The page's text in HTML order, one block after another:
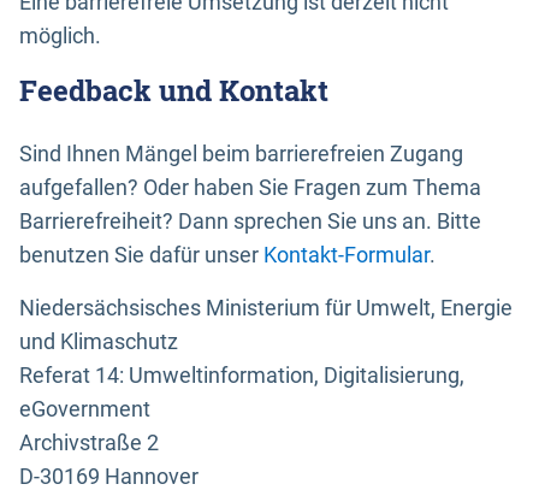
möglich.
Feedback und Kontakt
Sind Ihnen Mängel beim barrierefreien Zugang
aufgefallen? Oder haben Sie Fragen zum Thema
Barrierefreiheit? Dann sprechen Sie uns an. Bitte
benutzen Sie dafür unser Kontakt-Formular.
Niedersächsisches Ministerium für Umwelt, Energie
und Klimaschutz
Referat 14: Umweltinformation, Digitalisierung,
eGovernment
Archivstraße 2
D-30169 Hannover